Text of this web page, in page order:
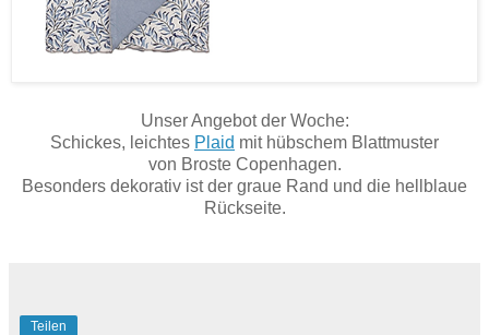
Unser Angebot der Woche:
Schickes, leichtes Plaid mit hübschem Blattmuster
von Broste Copenhagen.
Besonders dekorativ ist der graue Rand und die hellblaue
Rückseite.
Teilen